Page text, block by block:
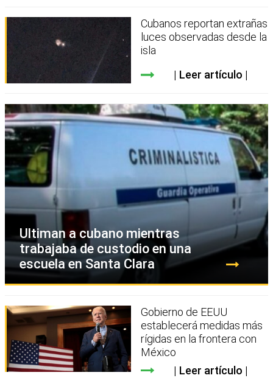
Cubanos reportan extrañas
luces observadas desde la
isla
Leer artículo
Ultiman a cubano mientras
trabajaba de custodio en una
escuela en Santa Clara
Gobierno de EEUU
establecerá medidas más
rígidas en la frontera con
México
Leer artículo